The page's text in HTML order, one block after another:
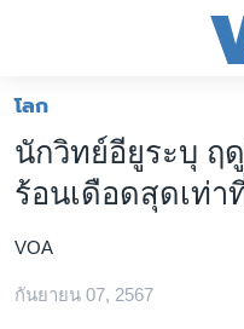
ต่อ
ข้าม
ไป
เนื้อหา
ข้าม
ไป
โลก
เอเชีย
สหรัฐฯ
ไทย
โลก
นักวิทย์อียูระบุ ฤ
ร้อนเดือดสุดเท่า
VOA
กันยายน 07, 2567